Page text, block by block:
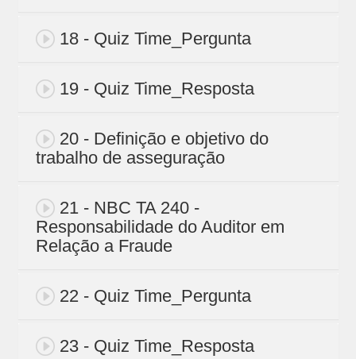
18 - Quiz Time_Pergunta
19 - Quiz Time_Resposta
20 - Definição e objetivo do
trabalho de asseguração
21 - NBC TA 240 -
Responsabilidade do Auditor em
Relação a Fraude
22 - Quiz Time_Pergunta
23 - Quiz Time_Resposta